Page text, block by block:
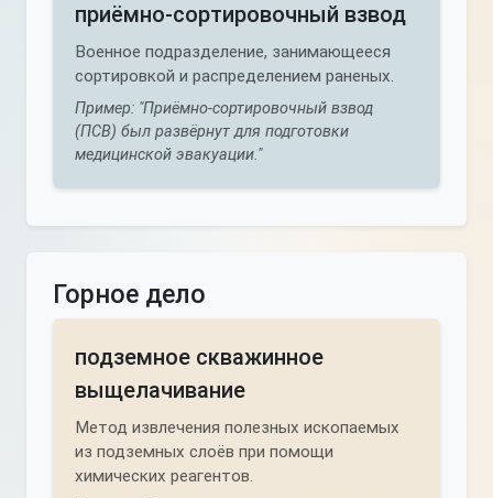
приёмно-сортировочный взвод
Военное подразделение, занимающееся
сортировкой и распределением раненых.
Пример: "Приёмно-сортировочный взвод
(ПСВ) был развёрнут для подготовки
медицинской эвакуации."
Горное дело
подземное скважинное
выщелачивание
Метод извлечения полезных ископаемых
из подземных слоёв при помощи
химических реагентов.